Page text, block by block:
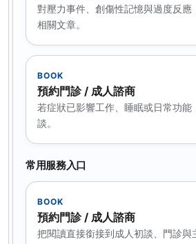
對壓力事件、創傷性記憶與過度反應
相關文章。
BOOK
預約門診 / 成人諮商
若症狀已影響工作、睡眠或日常功能
談。
常用服務入口
BOOK
預約門診 / 成人諮商
把閱讀直接銜接到成人初談、門診與